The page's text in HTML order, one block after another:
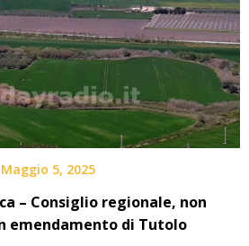
Maggio 5, 2025
– Consiglio regionale, non
emendamento di Tutolo